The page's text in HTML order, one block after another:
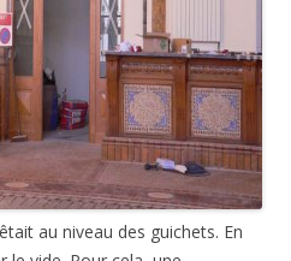
par la société périgourdine
à l’identique » (dixit la presse
elle a été en réalité créée
gros quart de « mosaïque
» !!
confié les photographies qui